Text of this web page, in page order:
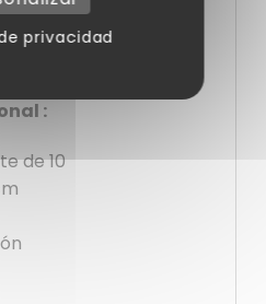
:
de 10
privacidad